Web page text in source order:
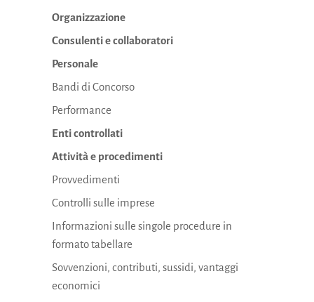
Organizzazione
Consulenti e collaboratori
Personale
Bandi di Concorso
Performance
Enti controllati
Attività e procedimenti
Provvedimenti
Controlli sulle imprese
Informazioni sulle singole procedure in
formato tabellare
Sovvenzioni, contributi, sussidi, vantaggi
economici